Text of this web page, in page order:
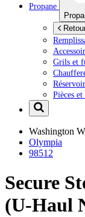
Propane
Grils et
Pièces
Washington
Olympia
98512
Secure
(U-Haul